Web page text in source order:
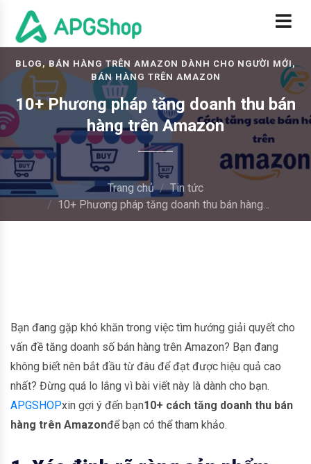
BLOG, BÁN HÀNG TRÊN AMAZON DÀNH CHO NGƯỜI MỚI,
BÁN HÀNG TRÊN AMAZON
10+ Phương pháp tăng doanh thu bán
hàng trên Amazon
Trang chủ
Tin tức
10+ Phương pháp tăng doanh thu bán hàng...
Bạn đang gặp khó khăn trong việc tìm hướng giải quyết cho
vấn đề tăng doanh số bán hàng trên Amazon? Bạn đang
không biết nên bắt đầu từ đâu để đạt được hiệu quả cao
nhất? Đừng quá lo lắng vì bài viết này là dành cho bạn.
APGSHOPxin gợi ý đến bạn10+ cách tăng doanh thu bán
hàng trên Amazonđể bạn có thể tham khảo.